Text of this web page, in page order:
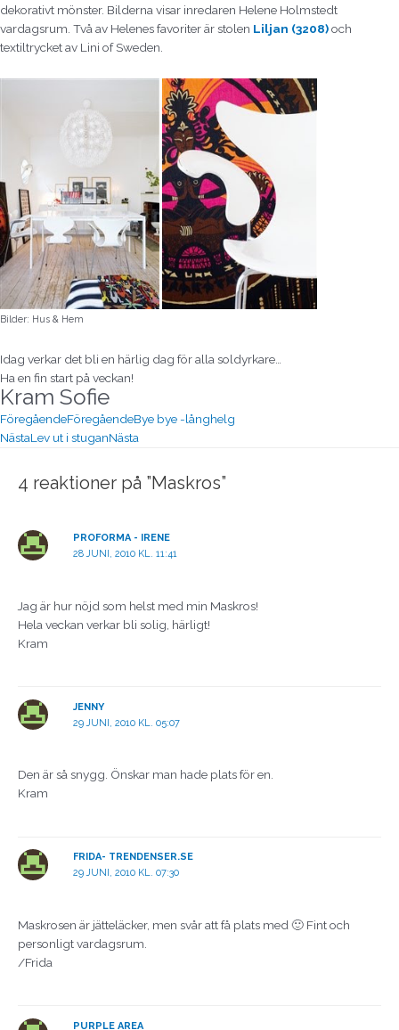
dekorativt mönster. Bilderna visar inredaren Helene Holmstedt
vardagsrum. Två av Helenes favoriter är stolen Liljan (3208)och
textiltrycket av Lini of Sweden.
Bilder: Hus & Hem
Idag verkar det bli en härlig dag för alla soldyrkare…
Ha en fin start på veckan!
Kram Sofie
FöregåendeFöregåendeBye bye -långhelg
NästaLev ut i stuganNästa
4 reaktioner på ”Maskros”
PROFORMA - IRENE
28 JUNI, 2010 KL. 11:41
Jag är hur nöjd som helst med min Maskros!
Hela veckan verkar bli solig, härligt!
Kram
JENNY
29 JUNI, 2010 KL. 05:07
Den är så snygg. Önskar man hade plats för en.
Kram
FRIDA- TRENDENSER.SE
29 JUNI, 2010 KL. 07:30
Maskrosen är jätteläcker, men svår att få plats med 🙂 Fint och
personligt vardagsrum.
/Frida
PURPLE AREA